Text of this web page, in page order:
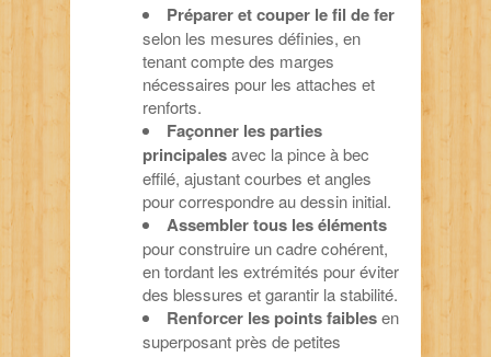
Préparer et couper le fil de fer
selon les mesures définies, en
tenant compte des marges
nécessaires pour les attaches et
renforts.
Façonner les parties
principalesavec la pince à bec
effilé, ajustant courbes et angles
pour correspondre au dessin initial.
Assembler tous les éléments
pour construire un cadre cohérent,
en tordant les extrémités pour éviter
des blessures et garantir la stabilité.
Renforcer les points faiblesen
superposant près de petites